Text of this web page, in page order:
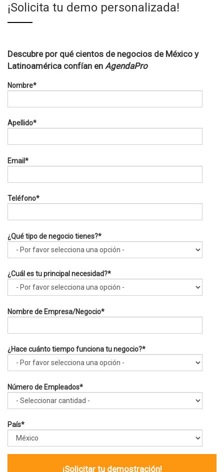
¡Solicita tu demo personalizada!
Descubre por qué cientos de negocios de México y
Latinoamérica confían en AgendaPro
Nombre*
Apellido*
Email*
Teléfono*
¿Qué tipo de negocio tienes?*
¿Cuál es tu principal necesidad?*
Nombre de Empresa/Negocio*
¿Hace cuánto tiempo funciona tu negocio?*
Número de Empleados*
País*